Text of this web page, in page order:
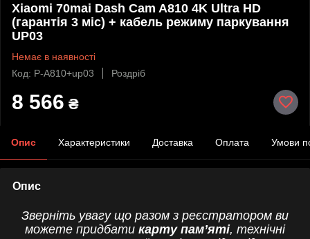
Xiaomi 70mai Dash Cam A810 4K Ultra HD
(гарантія 3 міс) + кабель режиму паркування
UP03
Немає в наявності
Код: P-A810+up03
Роздріб
8 566 ₴
Опис Характеристики Доставка Оплата Умови
Опис
Зверніть увагу що разом з реєстратором ви
можете придбати карту пам’яті, технічні